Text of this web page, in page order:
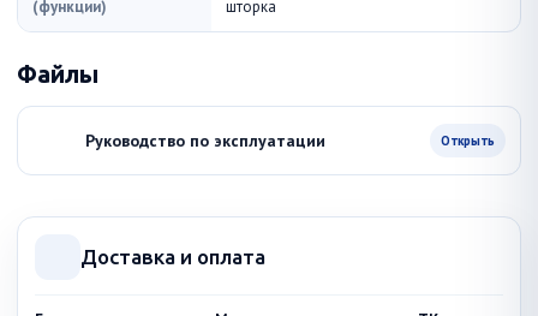
(функции)
шторка
Файлы
Руководство по эксплуатации Открыть
Доставка и оплата